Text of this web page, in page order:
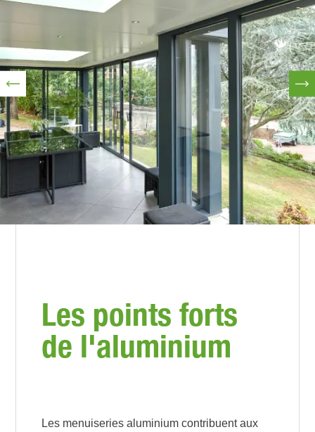
Les points forts
de l'aluminium
Les menuiseries aluminium contribuent aux